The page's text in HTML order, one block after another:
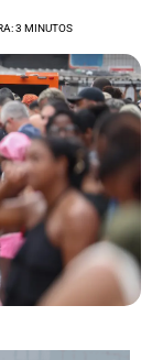
3 MINUTOS